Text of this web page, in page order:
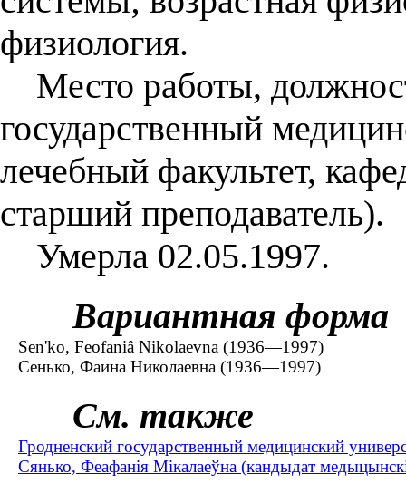
физиология.
Место работы,
государственный
лечебный факультет,
старший преподаватель).
Умерла 02.05.1997.
Вариантная форма
Sen'ko, Feofaniâ Nikolaevna (1936—1997)
Сенько, Фаина Николаевна (1936—1997)
См. также
Гродненский государственный медицинский
Сянько, Феафанія Мікалаеўна (кандыдат